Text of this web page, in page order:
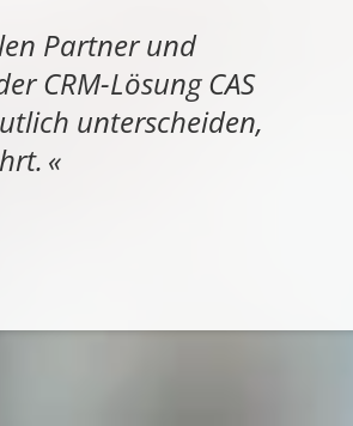
Partner und
CRM-Lösung CAS
unterscheiden,